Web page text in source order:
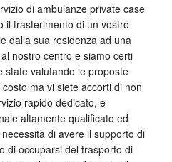
di ambulanze private case
il trasferimento di un vostro
dalla sua residenza ad una
nostro centro e siamo certi
state valutando le proposte
ma vi siete accorti di non
rapido dedicato, e
altamente qualificato ed
di avere il supporto di
di occuparsi del trasporto di